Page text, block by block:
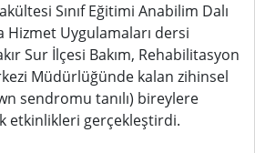
Sınıf Eğitimi Anabilim Dalı
Uygulamaları dersi
Sur İlçesi Bakım, Rehabilitasyon
Müdürlüğünde kalan zihinsel
sendromu tanılı) bireylere
etkinlikleri gerçekleştirdi.